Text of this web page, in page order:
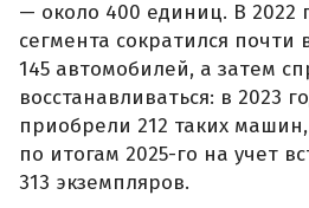
— около 400 единиц. В 2022
сегмента сократился почти
145 автомобилей, а затем
восстанавливаться: в 2023
приобрели 212 таких
по итогам 2025-го на учет
313 экземпляров.